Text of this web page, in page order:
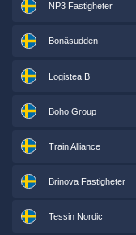
NP3 Fastigheter
Bonäsudden
Logistea B
Boho Group
Train Alliance
Brinova Fastigheter
Tessin Nordic